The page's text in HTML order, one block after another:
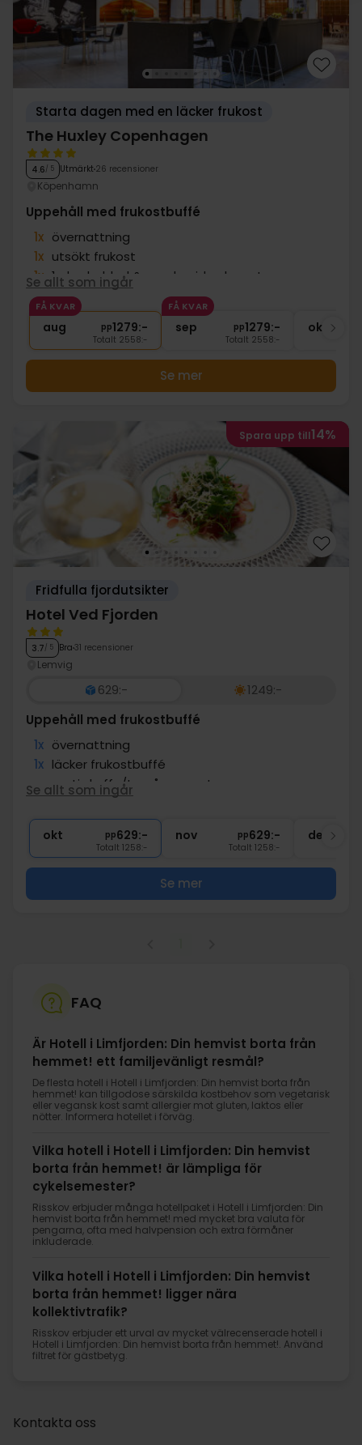
Starta dagen med en läcker frukost
The Huxley Copenhagen
4.6/ 5 Utmärkt 26 recensioner
Köpenhamn
Uppehåll med frukostbuffé
1x övernattning
1x utsökt frukost
1x 1 glas bubbel & snacks vid ankomst
∞ Sen utcheckning
∞ Gratis internet
Se allt som ingår
FÅ KVAR
aug pp1279:-
Totalt 2558:-
FÅ KVAR
sep pp1279:-
Totalt 2558:-
okt
Se mer
Spara upp till14%
Fridfulla fjordutsikter
Hotel Ved Fjorden
3.7/ 5 Bra 31 recensioner
Lemvig
629:-
1249:-
Uppehåll med frukostbuffé
1x övernattning
1x läcker frukostbuffé
∞
gratis kaffe/te på rummet
Gratis parkering
∞ Gratis Wi-Fi
Se allt som ingår
okt pp629:-
Totalt 1258:-
nov pp629:-
Totalt 1258:-
dec
Se mer
FAQ
Är Hotell i Limfjorden: Din hemvist borta från
hemmet! ett familjevänligt resmål?
De flesta hotell i Hotell i Limfjorden: Din hemvist borta från
hemmet! kan tillgodose särskilda kostbehov som vegetarisk
eller vegansk kost samt allergier mot gluten, laktos eller
nötter. Informera hotellet i förväg.
Vilka hotell i Hotell i Limfjorden: Din hemvist
borta från hemmet! är lämpliga för
cykelsemester?
Risskov erbjuder många hotellpaket i Hotell i Limfjorden: Din
hemvist borta från hemmet! med mycket bra valuta för
pengarna, ofta med halvpension och extra förmåner
inkluderade.
Vilka hotell i Hotell i Limfjorden: Din hemvist
borta från hemmet! ligger nära
kollektivtrafik?
Risskov erbjuder ett urval av mycket välrecenserade hotell i
Hotell i Limfjorden: Din hemvist borta från hemmet!. Använd
filtret för gästbetyg.
Kontakta oss